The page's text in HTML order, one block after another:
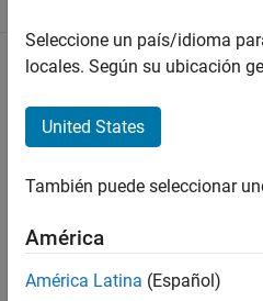
Seleccione un país/idioma
locales. Según su ubicación
United States
También puede seleccionar
América
América Latina (Español)